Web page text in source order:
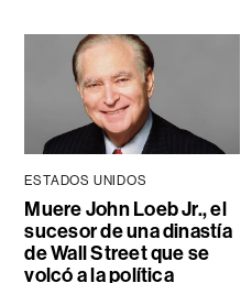
ESTADOS UNIDOS
Muere John Loeb Jr., el
sucesor de una dinastía
de Wall Street que se
volcó a la política